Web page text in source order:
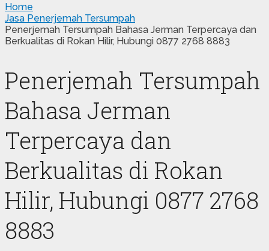
Home
Jasa Penerjemah Tersumpah
Penerjemah Tersumpah Bahasa Jerman Terpercaya dan
Berkualitas di Rokan Hilir, Hubungi 0877 2768 8883
Penerjemah Tersumpah
Bahasa Jerman
Terpercaya dan
Berkualitas di Rokan
Hilir, Hubungi 0877 2768
8883